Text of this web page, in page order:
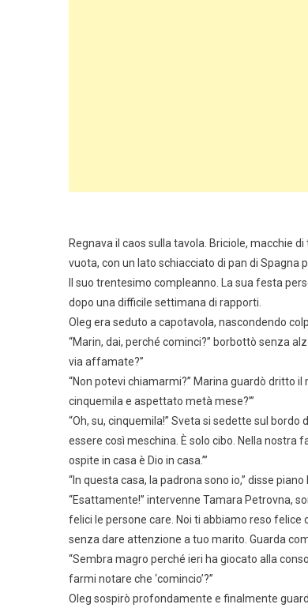
Regnava il caos sulla tavola. Briciole, macchie
vuota, con un lato schiacciato di pan di Spagna
Il suo trentesimo compleanno. La sua festa
dopo una difficile settimana di rapporti.
Oleg era seduto a capotavola, nascondendo
“Marin, dai, perché cominci?” borbottò senza
via affamate?”
“Non potevi chiamarmi?” Marina guardò dritto
cinquemila e aspettato metà mese?’”
“Oh, su, cinquemila!” Sveta si sedette sul
essere così meschina. È solo cibo. Nella nostra
ospite in casa è Dio in casa.’”
“In questa casa, la padrona sono io,” disse
“Esattamente!” intervenne Tamara Petrovna,
felici le persone care. Noi ti abbiamo reso
senza dare attenzione a tuo marito. Guarda
“Sembra magro perché ieri ha giocato alla
farmi notare che ‘comincio’?”
Oleg sospirò profondamente e finalmente